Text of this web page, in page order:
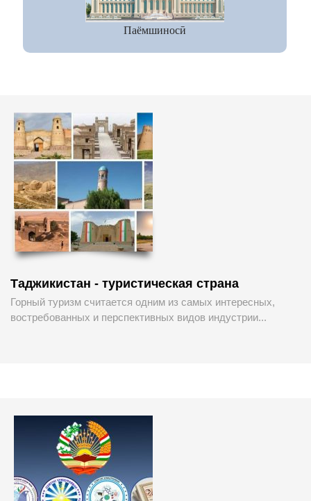
Паёмшиносӣ
Таджикистан - туристическая страна
Горный туризм считается одним из самых интересных,
востребованных и перспективных видов индустрии...